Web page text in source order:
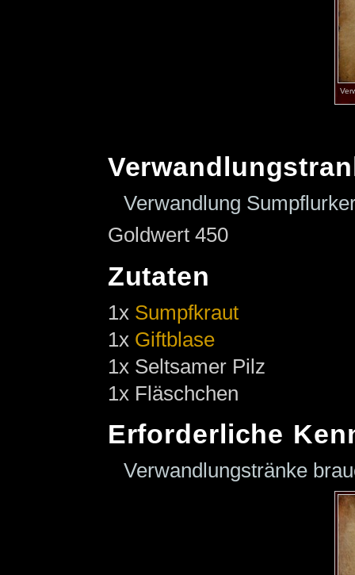
Verwandlung
Goldwert 450
Zutaten
1x Sumpfkraut
1x Giftblase
1x Seltsamer Pilz
1x Fläschchen
Erforderliche
Verwandlungstränke